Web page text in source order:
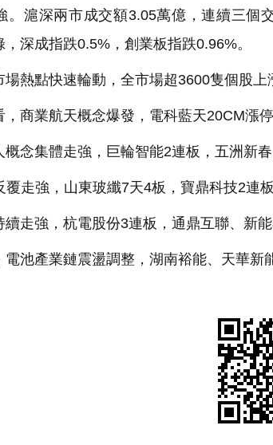
。滬深兩市成交額3.05萬億，連續三個
深成指跌0.5%，創業板指跌0.96%。
熱點快速輪動，全市場超3600隻個股上
商業航天概念爆發，電科藍天20CM漲
念集體走強，巨輪智能2連板，五洲新春
走強，山東玻纖7天4板，寶鼎科技2連
走強，杭電股份3連板，通鼎互聯、新能
池產業鏈震盪調整，湖南裕能、天華新